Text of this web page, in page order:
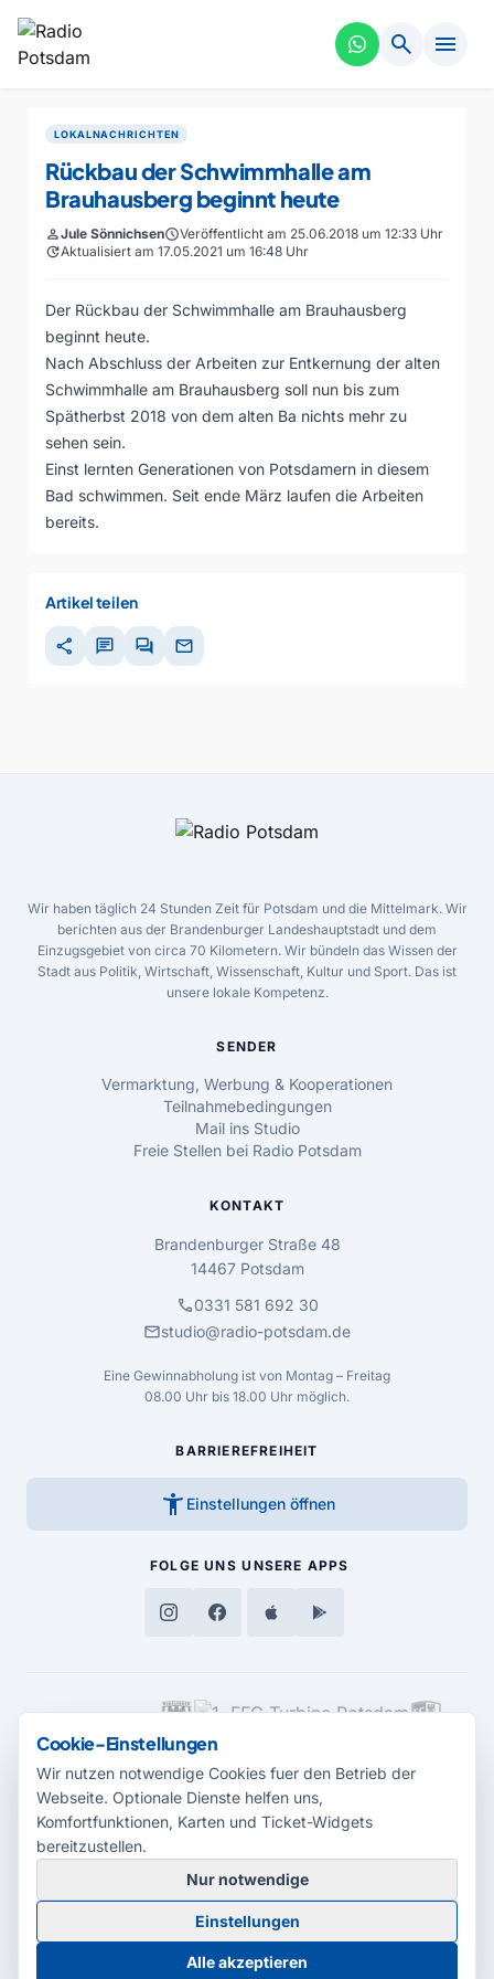
search menu
LOKALNACHRICHTEN
Rückbau der Schwimmhalle am
Brauhausberg beginnt heute
personJule SönnichsenscheduleVeröffentlicht am 25.06.2018 um 12:33 Uhr
updateAktualisiert am 17.05.2021 um 16:48 Uhr
Der Rückbau der Schwimmhalle am Brauhausberg
beginnt heute.
Nach Abschluss der Arbeiten zur Entkernung der alten
Schwimmhalle am Brauhausberg soll nun bis zum
Spätherbst 2018 von dem alten Ba nichts mehr zu
sehen sein.
Einst lernten Generationen von Potsdamern in diesem
Bad schwimmen. Seit ende März laufen die Arbeiten
bereits.
Artikel teilen
share chat forum mail
Wir haben täglich 24 Stunden Zeit für Potsdam und die Mittelmark. Wir
berichten aus der Brandenburger Landeshauptstadt und dem
Einzugsgebiet von circa 70 Kilometern. Wir bündeln das Wissen der
Stadt aus Politik, Wirtschaft, Wissenschaft, Kultur und Sport. Das ist
unsere lokale Kompetenz.
SENDER
Vermarktung, Werbung & Kooperationen
Teilnahmebedingungen
Mail ins Studio
Freie Stellen bei Radio Potsdam
KONTAKT
Brandenburger Straße 48
14467 Potsdam
call0331 581 692 30
mailstudio@radio-potsdam.de
Eine Gewinnabholung ist von Montag – Freitag
08.00 Uhr bis 18.00 Uhr möglich.
BARRIEREFREIHEIT
accessibility_new Einstellungen öffnen
FOLGE UNS UNSERE APPS
MEDIENPARTNER
© 2026 Radio Potsdam. Webseite entwickelt durch dieMedienagentur
Babelsberg
BarrierefreiheitserklärungAGBDatenschutzImpressum
Cookie-Einstellungen
Wir nutzen notwendige Cookies fuer den Betrieb der
Webseite. Optionale Dienste helfen uns,
Komfortfunktionen, Karten und Ticket-Widgets
bereitzustellen.
Nur notwendige
Einstellungen
Alle akzeptieren